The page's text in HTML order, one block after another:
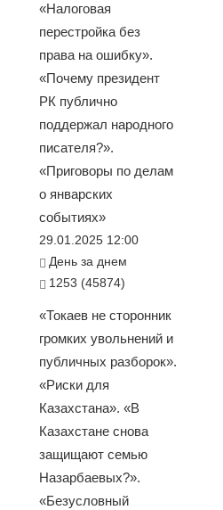
«Налоговая
перестройка без
права на ошибку».
«Почему президент
РК публично
поддержал народного
писателя?».
«Приговоры по делам
о январских
событиях»
29.01.2025 12:00
День за днем
1253 (45874)
«Токаев не сторонник
громких увольнений и
публичных разборок».
«Риски для
Казахстана». «В
Казахстане снова
защищают семью
Назарбаевых?».
«Безусловный